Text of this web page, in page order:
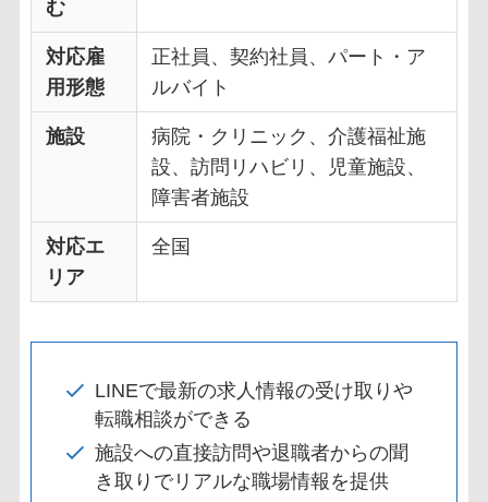
む
対応雇
用形態
正社員、契約社員、パート・ア
ルバイト
施設
病院・クリニック、介護福祉施
設、訪問リハビリ、児童施設、
障害者施設
対応エ
リア
全国
LINEで最新の求人情報の受け取りや
転職相談ができる
施設への直接訪問や退職者からの聞
き取りでリアルな職場情報を提供